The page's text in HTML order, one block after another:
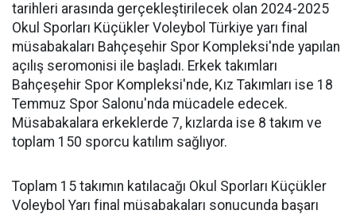
tarihleri arasında gerçekleştirilecek olan 2024-2025
Okul Sporları Küçükler Voleybol Türkiye yarı final
müsabakaları Bahçeşehir Spor Kompleksi'nde yapılan
açılış seromonisi ile başladı. Erkek takımları
Bahçeşehir Spor Kompleksi'nde, Kız Takımları ise 18
Temmuz Spor Salonu'nda mücadele edecek.
Müsabakalara erkeklerde 7, kızlarda ise 8 takım ve
toplam 150 sporcu katılım sağlıyor.
Toplam 15 takımın katılacağı Okul Sporları Küçükler
Voleybol Yarı final müsabakaları sonucunda başarı